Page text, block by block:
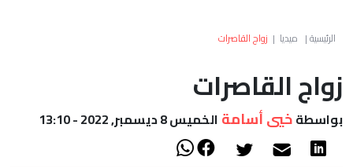
الصحراء
الرئيسية| ميديا | زواج القاصرات
زواج القاصرات
بواسطةخيي أسامة الخميس 8 ديسمبر, 2022 - 13:10